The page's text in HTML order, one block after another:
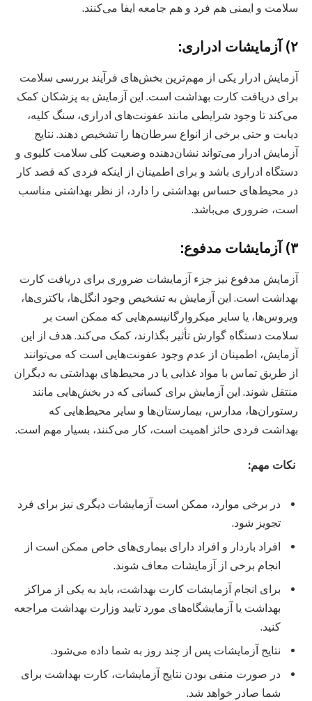
سلامت و ایمنی هم فرد و هم جامعه ایفا می‌کنند.
۲) آزمایشات ادراری:
آزمایش ادرار یکی از مهم‌ترین بخش‌های فرآیند بررسی سلامت
برای دریافت کارت بهداشت است. این آزمایش به پزشکان کمک
می‌کند تا وجود شرایطی مانند عفونت‌های ادراری، سنگ کلیه،
دیابت و حتی برخی از انواع سرطان‌ها را تشخیص دهند. نتایج
آزمایش ادرار می‌تواند نشان‌دهنده وضعیت کلی سلامت کلیوی و
دستگاه ادراری باشد و برای اطمینان از اینکه فردی که قصد کار
در محیط‌های حساس بهداشتی را دارد، از نظر بهداشتی مناسب
است، ضروری می‌باشد.
۳) آزمایشات مدفوع:
آزمایش مدفوع نیز جزء آزمایشات ضروری برای دریافت کارت
بهداشت است. این آزمایش به تشخیص وجود انگل‌ها، باکتری‌ها،
ویروس‌ها، یا سایر میکروارگانیسم‌هایی که ممکن است بر
سلامت دستگاه گوارش تأثیر بگذارند، کمک می‌کند. هدف از این
آزمایش، اطمینان از عدم وجود عفونت‌هایی است که می‌توانند
از طریق تماس با مواد غذایی یا در محیط‌های بهداشتی به دیگران
منتقل شوند. این آزمایش برای کسانی که در بخش‌هایی مانند
رستوران‌ها، مدارس، بیمارستان‌ها و سایر محیط‌هایی که
بهداشت فردی حائز اهمیت است، کار می‌کنند، بسیار مهم است.
نکات مهم:
در برخی موارد، ممکن است آزمایشات دیگری نیز برای فرد
تجویز شود.
افراد باردار و افراد دارای بیماری‌های خاص ممکن است از
انجام برخی از آزمایشات معاف شوند.
برای انجام آزمایشات کارت بهداشت، باید به یکی از مراکز
بهداشت یا آزمایشگاه‌های مورد تایید وزارت بهداشت مراجعه
کنید.
نتایج آزمایشات پس از چند روز به شما داده می‌شود.
در صورت منفی بودن نتایج آزمایشات، کارت بهداشت برای
شما صادر خواهد شد.